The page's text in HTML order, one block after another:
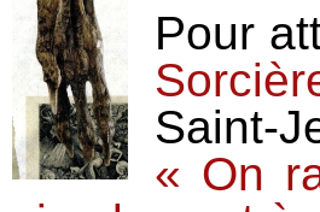
Pour
Saint-
« On